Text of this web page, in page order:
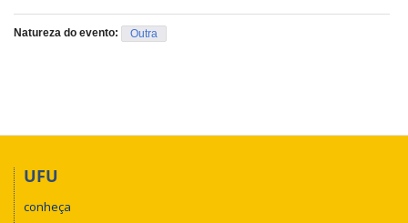
Natureza do evento: Outra
UFU
conheça